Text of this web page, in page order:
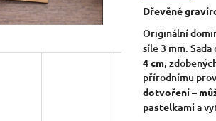
z
5
hvězdiček.
Dřevěné
Originální
síle 3 mm. Sada
4 cm,
přírodnímu
dotvoření –
pastelkamia